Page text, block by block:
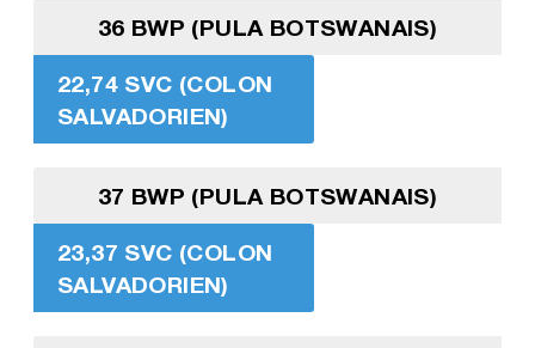
36 BWP (PULA BOTSWANAIS)
22,74 SVC (COLON
SALVADORIEN)
37 BWP (PULA BOTSWANAIS)
23,37 SVC (COLON
SALVADORIEN)